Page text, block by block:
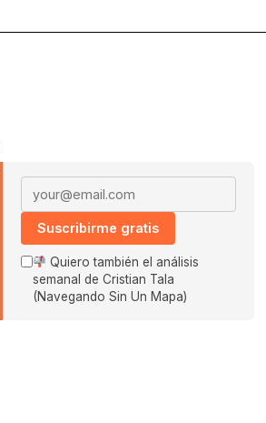
Email address
Suscribirme gratis
Quiero también el análisis
semanal de Cristian Tala
(Navegando Sin Un Mapa)